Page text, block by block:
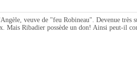
veuve de "feu Robineau". Devenue très
Mais Ribadier possède un don! Ainsi peut-il